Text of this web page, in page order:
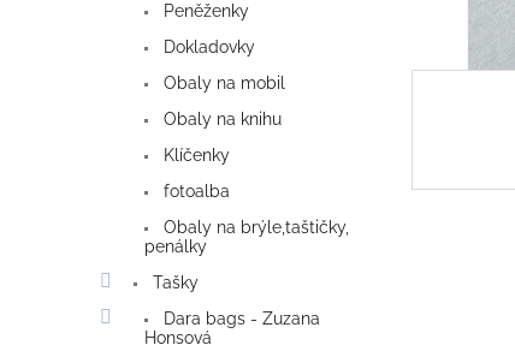
Peněženky
Dokladovky
Obaly na mobil
Obaly na knihu
Klíčenky
fotoalba
Obaly na brýle,taštičky,
penálky
Tašky
Dara bags - Zuzana
Honsová